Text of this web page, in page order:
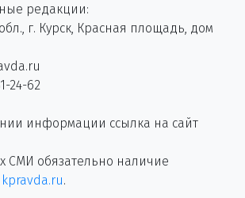
редакции:
г. Курск, Красная площадь, дом
24-62
информации ссылка на сайт
СМИ обязательно наличие
kpravda.ru.